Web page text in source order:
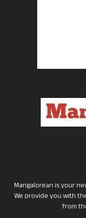
Mangalorean is your
We provide you with
from